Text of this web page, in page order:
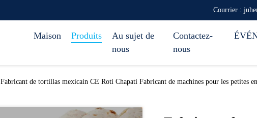
Courrier :
Maison Produits
Au sujet de
nous
Contactez-
nous
Fabricant de tortillas mexicain CE Roti Chapati Fabricant de machines pour les petites